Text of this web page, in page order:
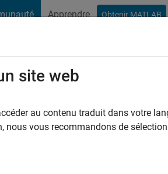
Apprendre Obtenir MATLAB
0
Process control, Neural
site web
au contenu traduit dans votre
nous vous recommandons de